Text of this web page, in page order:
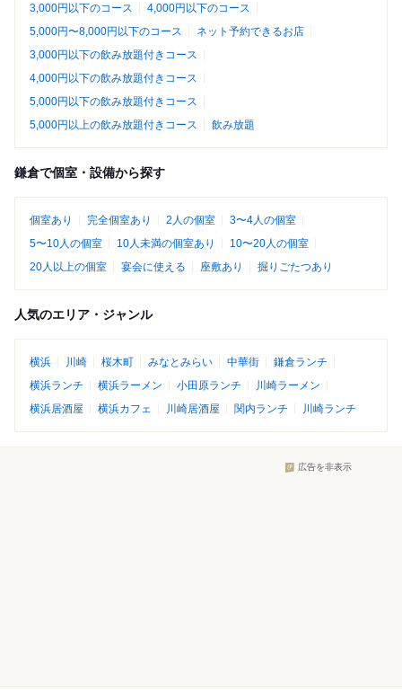
3,000円以下のコース
4,000円以下のコース
5,000円〜8,000円以下のコース
ネット予約できるお店
3,000円以下の飲み放題付きコース
4,000円以下の飲み放題付きコース
5,000円以下の飲み放題付きコース
5,000円以上の飲み放題付きコース
飲み放題
鎌倉で個室・設備から探す
個室あり 完全個室あり 2人の個室
3〜4人の個室
5〜10人の個室
10人未満の個室あり
10〜20人の個室
20人以上の個室
宴会に使える 座敷あり 掘りごたつあり
人気のエリア・ジャンル
横浜 川崎 桜木町 みなとみらい 中華街
鎌倉ランチ
横浜ランチ
横浜ラーメン 小田原ランチ
川崎ラーメン
横浜居酒屋
横浜カフェ 川崎居酒屋 関内ランチ 川崎ランチ
広告を非表示